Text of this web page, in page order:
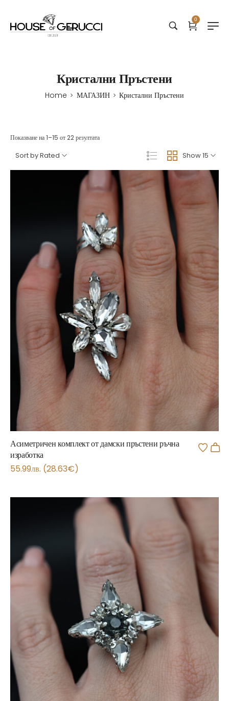
0
Кристални Пръстени
Home > МАГАЗИН > Кристални Пръстени
Показване на 1–15 от 22 резултата
Show 15
Sort by Rated
Асиметричен комплект от дамски пръстени ръчна
изработка
55.99лв. (28.63€)